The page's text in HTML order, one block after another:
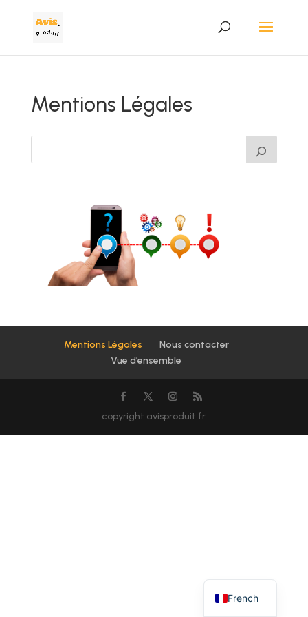
Mentions Légales
Mentions Légales
Nous contacter
Vue d’ensemble
copyright avisproduit.fr
French